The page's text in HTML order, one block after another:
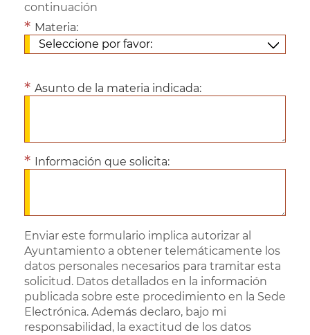
continuación
Materia:
Asunto de la materia indicada:
Información que solicita:
Enviar este formulario implica autorizar al
Ayuntamiento a obtener telemáticamente los
datos personales necesarios para tramitar esta
solicitud. Datos detallados en la información
publicada sobre este procedimiento en la Sede
Electrónica. Además declaro, bajo mi
responsabilidad, la exactitud de los datos